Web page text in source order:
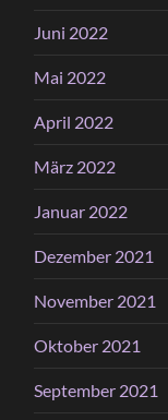
Juni 2022
Mai 2022
April 2022
März 2022
Januar 2022
Dezember 2021
November 2021
Oktober 2021
September 2021